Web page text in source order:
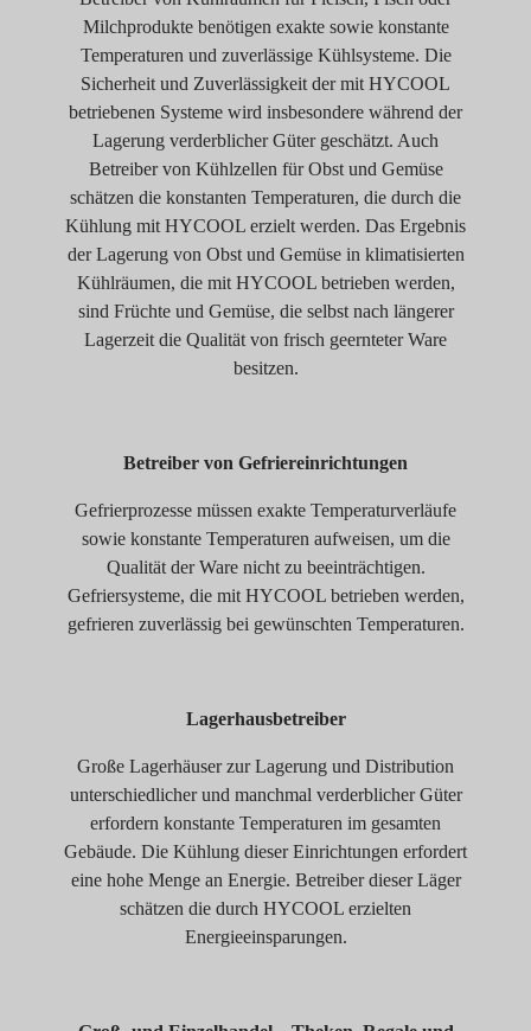
Milchprodukte benötigen exakte sowie konstante
Temperaturen und zuverlässige Kühlsysteme. Die
Sicherheit und Zuverlässigkeit der mit HYCOOL
betriebenen Systeme wird insbesondere während der
Lagerung verderblicher Güter geschätzt. Auch
Betreiber von Kühlzellen für Obst und Gemüse
schätzen die konstanten Temperaturen, die durch die
Kühlung mit HYCOOL erzielt werden. Das Ergebnis
der Lagerung von Obst und Gemüse in klimatisierten
Kühlräumen, die mit HYCOOL betrieben werden,
sind Früchte und Gemüse, die selbst nach längerer
Lagerzeit die Qualität von frisch geernteter Ware
besitzen.
Betreiber von Gefriereinrichtungen
Gefrierprozesse müssen exakte Temperaturverläufe
sowie konstante Temperaturen aufweisen, um die
Qualität der Ware nicht zu beeinträchtigen.
Gefriersysteme, die mit HYCOOL betrieben werden,
gefrieren zuverlässig bei gewünschten Temperaturen.
Lagerhausbetreiber
Große Lagerhäuser zur Lagerung und Distribution
unterschiedlicher und manchmal verderblicher Güter
erfordern konstante Temperaturen im gesamten
Gebäude. Die Kühlung dieser Einrichtungen erfordert
eine hohe Menge an Energie. Betreiber dieser Läger
schätzen die durch HYCOOL erzielten
Energieeinsparungen.